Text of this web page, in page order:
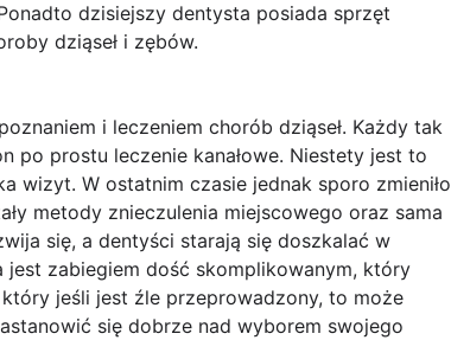
dzisiejszy dentysta posiada sprzęt
dziąseł i zębów.
i leczeniem chorób dziąseł. Każdy tak
po prostu leczenie kanałowe. Niestety jest to
wizyt. W ostatnim czasie jednak sporo zmieniło
metody znieczulenia miejscowego oraz sama
się, a dentyści starają się doszkalać w
zabiegiem dość skomplikowanym, który
jeśli jest źle przeprowadzony, to może
się dobrze nad wyborem swojego